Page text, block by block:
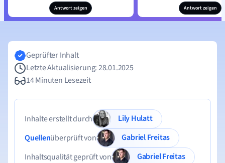
Antwort zeigen Antwort zeigen
Geprüfter Inhalt
Letzte Aktualisierung: 28.01.2025
14 Minuten Lesezeit
Inhalte erstellt durch
Lily Hulatt
Quellenüberprüft von
Gabriel Freitas
Inhaltsqualität geprüft von
Gabriel Freitas